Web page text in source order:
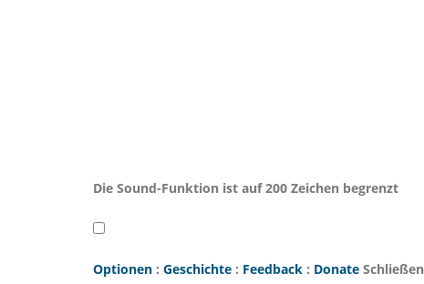
Die Sound-Funktion ist auf 200 Zeichen begrenzt
Optionen : Geschichte : Feedback : Donate Schließen